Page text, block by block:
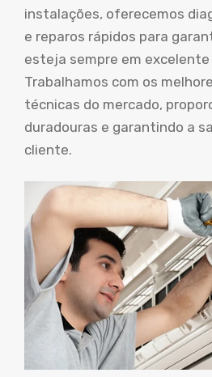
instalações, oferecemos
e reparos rápidos para
esteja sempre em
Trabalhamos com os
técnicas do mercado,
duradouras e garantindo a
cliente.